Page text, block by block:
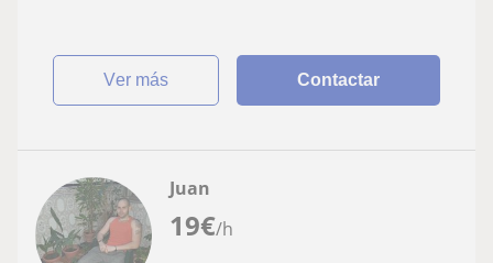
ver más Contactar
19€/h
Juan